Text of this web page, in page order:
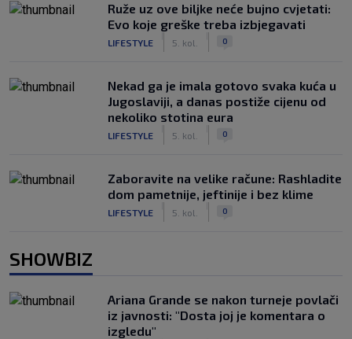
Ruže uz ove biljke neće bujno cvjetati:
Evo koje greške treba izbjegavati
LIFESTYLE 5. kol. 0
Nekad ga je imala gotovo svaka kuća u
Jugoslaviji, a danas postiže cijenu od
nekoliko stotina eura
LIFESTYLE 5. kol. 0
Zaboravite na velike račune: Rashladite
dom pametnije, jeftinije i bez klime
LIFESTYLE 5. kol. 0
SHOWBIZ
Ariana Grande se nakon turneje povlači
iz javnosti: "Dosta joj je komentara o
izgledu"